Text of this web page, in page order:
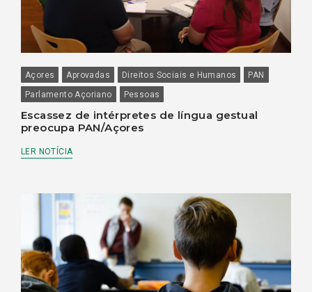
Açores Aprovadas Direitos Sociais e Humanos
PAN
Parlamento Açoriano
Pessoas
Escassez de intérpretes de língua gestual
preocupa PAN/Açores
LER NOTÍCIA